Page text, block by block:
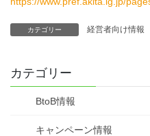
カテゴリー 経営者向け情報
カテゴリー
BtoB情報
キャンペーン情報